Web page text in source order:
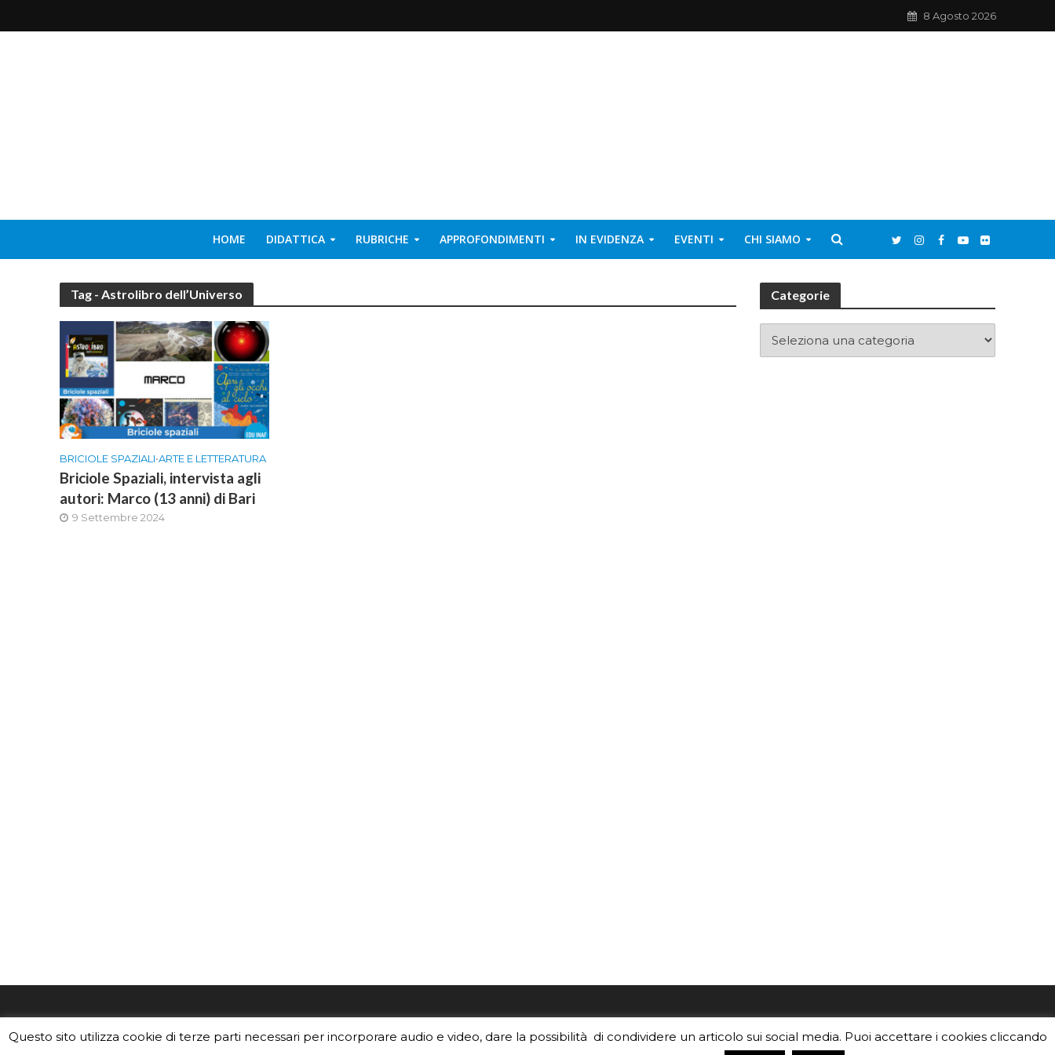
8 Agosto 2026
HOME DIDATTICA RUBRICHE APPROFONDIMENTI IN EVIDENZA EVENTI CHI SIAMO
Tag - Astrolibro dell’Universo
BRICIOLE SPAZIALI•ARTE E LETTERATURA
Briciole Spaziali, intervista agli
autori: Marco (13 anni) di Bari
9 Settembre 2024
Categorie
divulgazione dell'INAF,Istituto
Leggi i Crediti.
risponde, per inviarci le tue foto o i
brochureda distribuire nella tua
Questo sito utilizza cookie di terze parti necessari per incorporare audio e video, dare la possibilità di condividere un articolo sui social media. Puoi accettare i cookies cliccando